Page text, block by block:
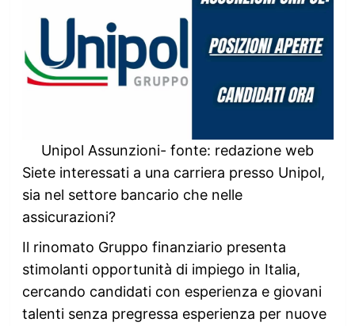
Unipol Assunzioni- fonte: redazione web
Siete interessati a una carriera presso Unipol,
sia nel settore bancario che nelle
assicurazioni?
Il rinomato Gruppo finanziario presenta
stimolanti opportunità di impiego in Italia,
cercando candidati con esperienza e giovani
talenti senza pregressa esperienza per nuove